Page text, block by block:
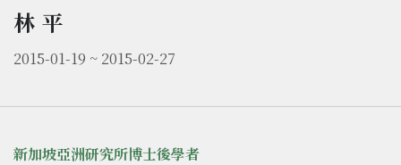
林 平
2015-01-19 ~ 2015-02-27
新加坡亞洲研究所博士後學者